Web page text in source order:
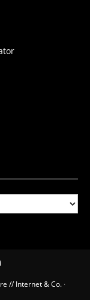
// Internet & Co.·